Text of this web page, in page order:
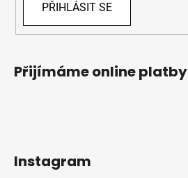
PŘIHLÁSIT SE
Přijímáme online platby
Instagram